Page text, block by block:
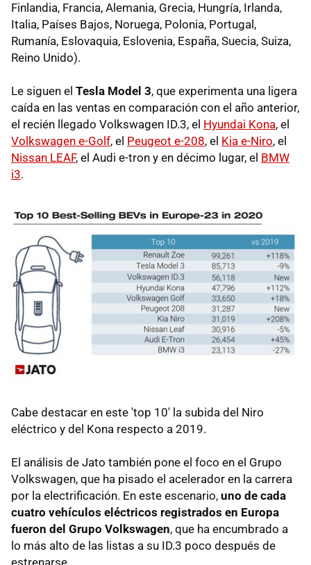
Finlandia, Francia, Alemania, Grecia, Hungría, Irlanda,
Italia, Países Bajos, Noruega, Polonia, Portugal,
Rumanía, Eslovaquia, Eslovenia, España, Suecia, Suiza,
Reino Unido).
Le siguen el Tesla Model 3, que experimenta una ligera
caída en las ventas en comparación con el año anterior,
el recién llegado Volkswagen ID.3, el Hyundai Kona, el
Volkswagen e-Golf, el Peugeot e-208, el Kia e-Niro, el
Nissan LEAF, el Audi e-tron y en décimo lugar, el BMW
i3.
Cabe destacar en este 'top 10' la subida del Niro
eléctrico y del Kona respecto a 2019.
El análisis de Jato también pone el foco en el Grupo
Volkswagen, que ha pisado el acelerador en la carrera
por la electrificación. En este escenario, uno de cada
cuatro vehículos eléctricos registrados en Europa
fueron del Grupo Volkswagen, que ha encumbrado a
lo más alto de las listas a su ID.3 poco después de